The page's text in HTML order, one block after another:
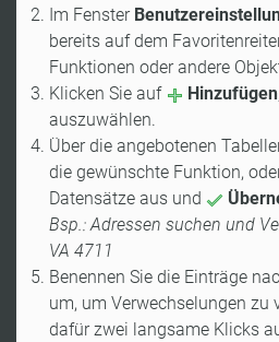
Im Fenster
bereits auf dem
Funktionen oder andere
Klicken Sie auf
Hinzufügen
auszuwählen.
Über die angebotenen
die gewünschte Funktion,
Datensätze aus und
Bsp.: Adressen suchen und
VA 4711
Benennen Sie die Einträge
um, um Verwechselungen zu
dafür zwei langsame Klicks